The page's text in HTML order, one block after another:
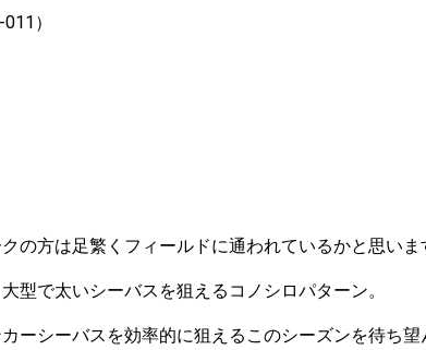
）
の方は足繁くフィールドに通われているかと思いま
型で太いシーバスを狙えるコノシロパターン。
ーシーバスを効率的に狙えるこのシーズンを待ち